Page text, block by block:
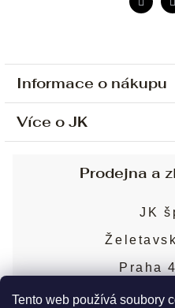
Tento web používá soubory
Informace o nákupu
Ochrana osobních
Sjednání osobní
Obchodní podmínky
Puncovní značky
Více o JK
Blog
Nejčastější dotazy
Prodejna a
JK
Praha
Více o